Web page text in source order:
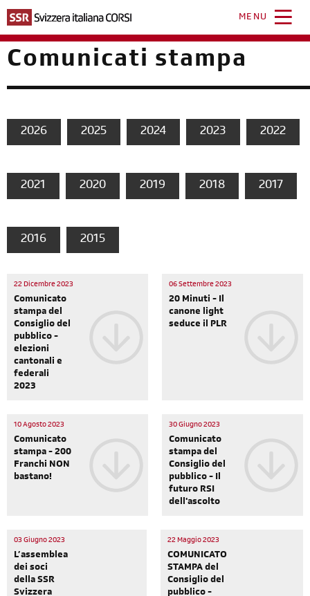
contenuto
principale
MENU
Comunicati stampa
2026 2025 2024 2023 2022
2021 2020 2019 2018 2017
2016 2015
22 Dicembre 2023
Comunicato
stampa del
Consiglio del
pubblico -
elezioni
cantonali e
federali
2023
06 Settembre 2023
20 Minuti - Il
canone light
seduce il PLR
10 Agosto 2023
Comunicato
stampa - 200
Franchi NON
bastano!
30 Giugno 2023
Comunicato
stampa del
Consiglio del
pubblico - Il
futuro RSI
dell'ascolto
03 Giugno 2023
L’assemblea
dei soci
della SSR
Svizzera
22 Maggio 2023
COMUNICATO
STAMPA del
Consiglio del
pubblico -